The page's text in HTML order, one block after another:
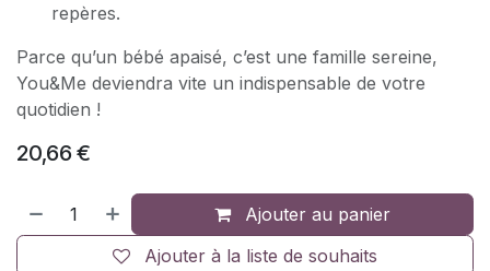
repères.
Parce qu’un bébé apaisé, c’est une famille sereine,
You&Me deviendra vite un indispensable de votre
quotidien !
20,66 €
Ajouter au panier
Ajouter à la liste de souhaits